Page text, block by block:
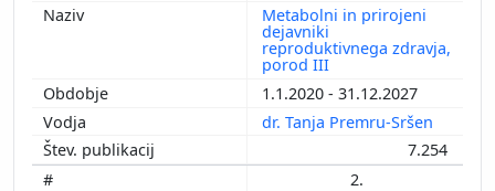
Metabolni in prirojeni
dejavniki
reproduktivnega zdravja,
porod III
1.1.2020 - 31.12.2027
dr. Tanja Premru-Sršen
7.254
2.